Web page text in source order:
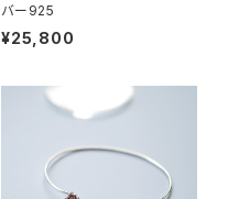
バー925
¥25,800